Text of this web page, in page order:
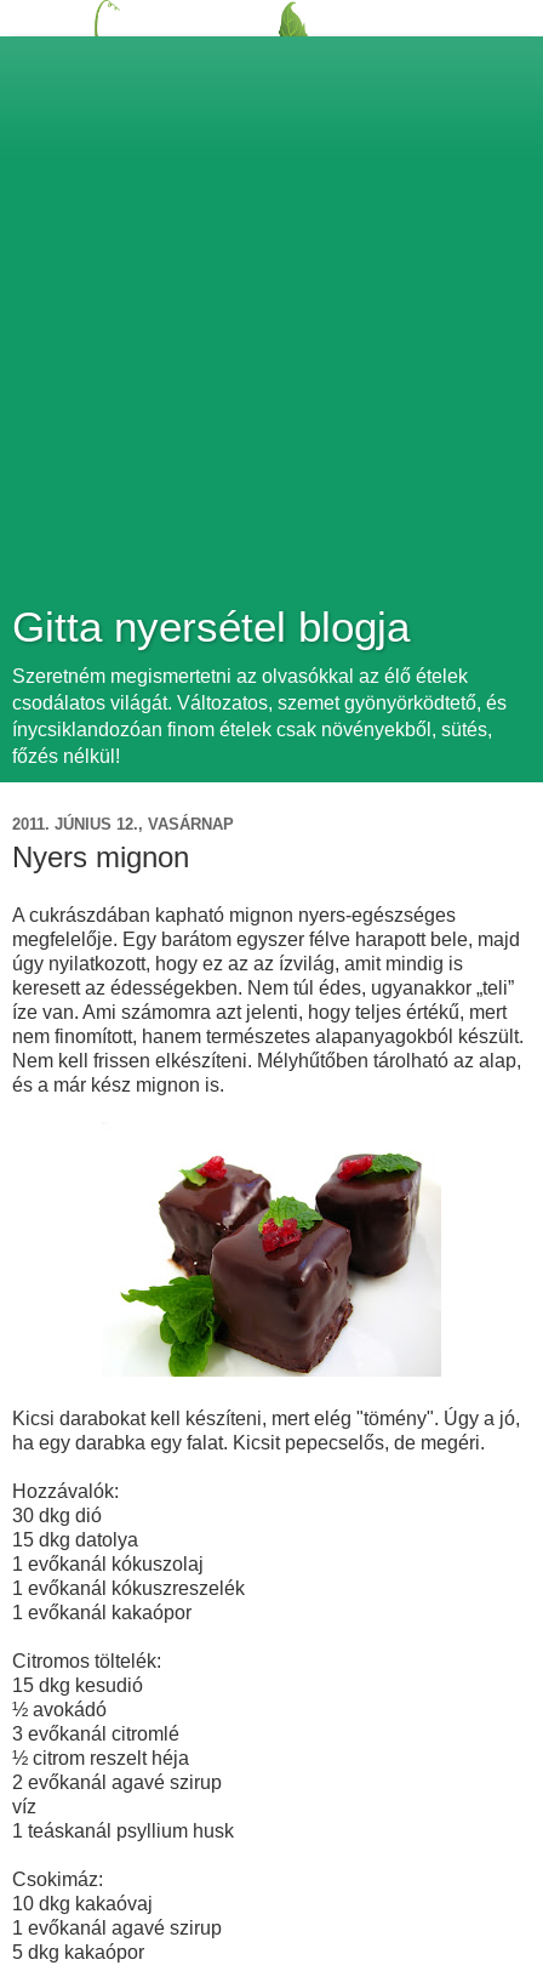
Gitta nyersétel blogja
Szeretném megismertetni az olvasókkal az élő ételek
csodálatos világát. Változatos, szemet gyönyörködtető, és
ínycsiklandozóan finom ételek csak növényekből, sütés,
főzés nélkül!
2011. JÚNIUS 12., VASÁRNAP
Nyers mignon
A cukrászdában kapható mignon nyers-egészséges
megfelelője. Egy barátom egyszer félve harapott bele, majd
úgy nyilatkozott, hogy ez az az ízvilág, amit mindig is
keresett az édességekben. Nem túl édes, ugyanakkor „teli”
íze van. Ami számomra azt jelenti, hogy teljes értékű, mert
nem finomított, hanem természetes alapanyagokból készült.
Nem kell frissen elkészíteni. Mélyhűtőben tárolható az alap,
és a már kész mignon is.
Kicsi darabokat kell készíteni, mert elég "tömény". Úgy a jó,
ha egy darabka egy falat. Kicsit pepecselős, de megéri.
Hozzávalók:
30 dkg dió
15 dkg datolya
1 evőkanál kókuszolaj
1 evőkanál kókuszreszelék
1 evőkanál kakaópor
Citromos töltelék:
15 dkg kesudió
½ avokádó
3 evőkanál citromlé
½ citrom reszelt héja
2 evőkanál agavé szirup
víz
1 teáskanál psyllium husk
Csokimáz:
10 dkg kakaóvaj
1 evőkanál agavé szirup
5 dkg kakaópor